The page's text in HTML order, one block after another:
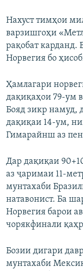
Нахуст тимҳои
варзишгоҳи
рақобат карданд.
Норвегия бо
Ҳамлагари
дақиқаҳои 79-ум
Бояд зикр намуд,
дақиқаи 14-ум,
Гимарайнш аз
Дар дақиқаи
аз ҷаримаи 11-
мунтахаби
натавонист. Ба
Норвегия барои
чорякфинали
Бозии дигари
мунтахаби